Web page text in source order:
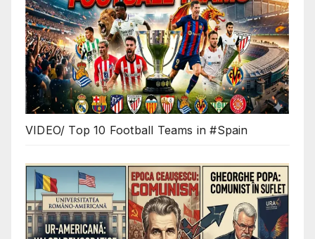
VIDEO/ Top 10 Football Teams in #Spain